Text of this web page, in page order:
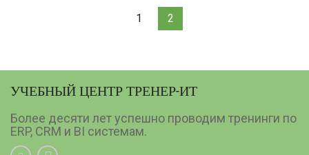
1 2
УЧЕБНЫЙ ЦЕНТР ТРЕНЕР-ИТ
Более десяти лет успешно проводим тренинги по
ERP, CRM и BI системам.